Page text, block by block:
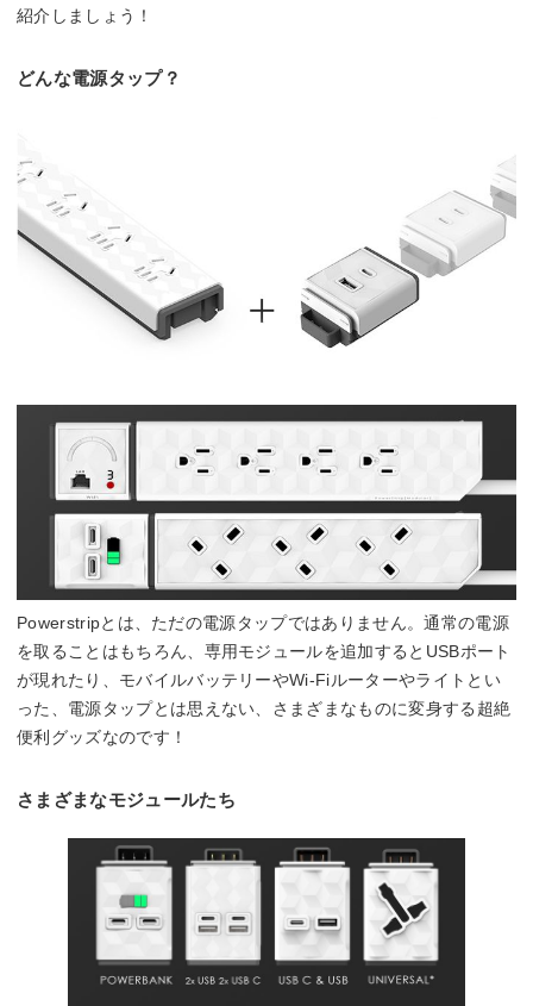
紹介しましょう！
どんな電源タップ？
Powerstripとは、ただの電源タップではありません。通常の電源
を取ることはもちろん、専用モジュールを追加するとUSBポート
が現れたり、モバイルバッテリーやWi-Fiルーターやライトとい
った、電源タップとは思えない、さまざまなものに変身する超絶
便利グッズなのです！
さまざまなモジュールたち